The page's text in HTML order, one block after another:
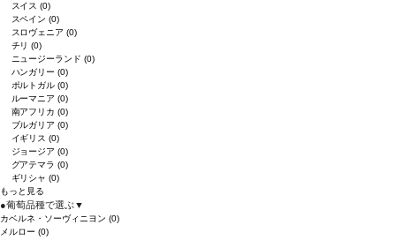
スイス(0)
スペイン(0)
スロヴェニア(0)
チリ(0)
ニュージーランド(0)
ハンガリー(0)
ポルトガル(0)
ルーマニア(0)
南アフリカ(0)
ブルガリア(0)
イギリス(0)
ジョージア(0)
グアテマラ(0)
ギリシャ(0)
もっと見る
●葡萄品種で選ぶ▼
カベルネ・ソーヴィニヨン (0)
メルロー (0)